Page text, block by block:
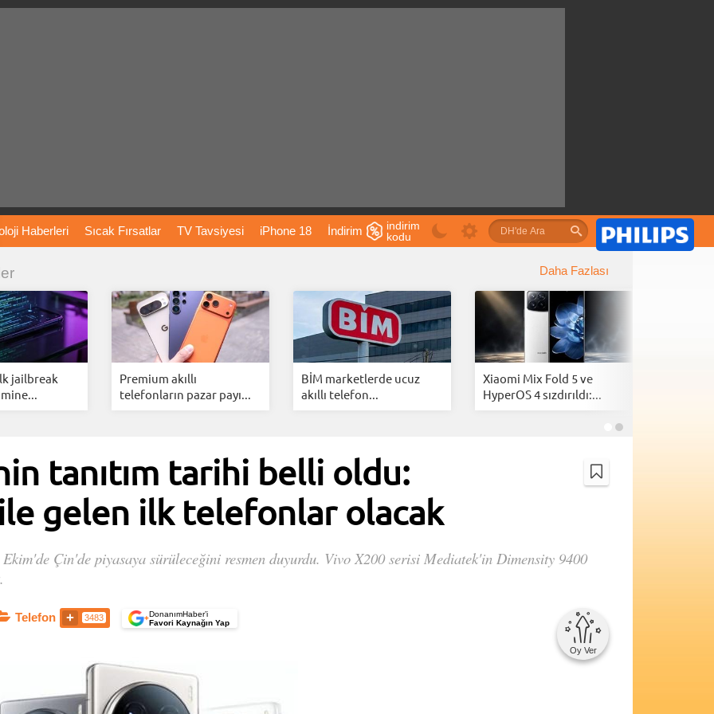
Haberleri Sıcak Fırsatlar TV Tavsiyesi iPhone 18 İndirim
Önerileri
Vizyondaki Filmler Bitcoin Dizi Önerileri Önerileri
Dondurma Çöktü Mü
indirim
kodu
Daha Fazlası
jailbreak
Premium akıllı
telefonların pazar payı...
BİM marketlerde ucuz
akıllı telefon...
Xiaomi Mix Fold 5 ve
HyperOS 4 sızdırıldı:...
tanıtım tarihi belli oldu:
gelen ilk telefonlar olacak
Çin'de piyasaya sürüleceğini resmen duyurdu. Vivo X200 serisi Mediatek'in Dimensity 9400
Telefon 3483 +DonanımHaber’i
Favori Kaynağın Yap
Oy Ver